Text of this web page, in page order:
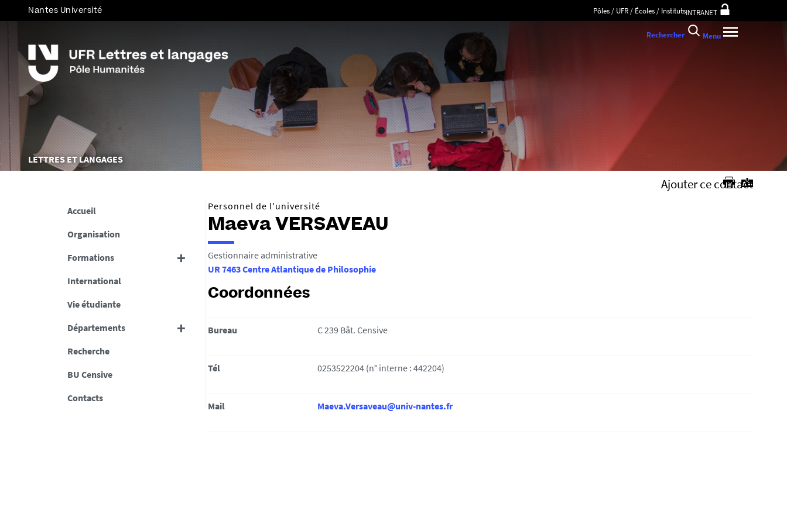
au
Nantes Université Pôles / UFR / Écoles / InstitutsINTRANET
Vous
êtes
LETTRES ET LANGAGES
Rechercher Menu
Accueil
Organisation
Formations
International
Vie étudiante
Départements
Recherche
BU Censive
Contacts
Ajouter ce contact
Personnel de l'université
Maeva VERSAVEAU
Gestionnaire administrative
UR 7463 Centre Atlantique de Philosophie
Coordonnées
Bureau C 239 Bât. Censive
Tél 0253522204 (n° interne : 442204)
Mail Maeva.Versaveau@univ-nantes.fr